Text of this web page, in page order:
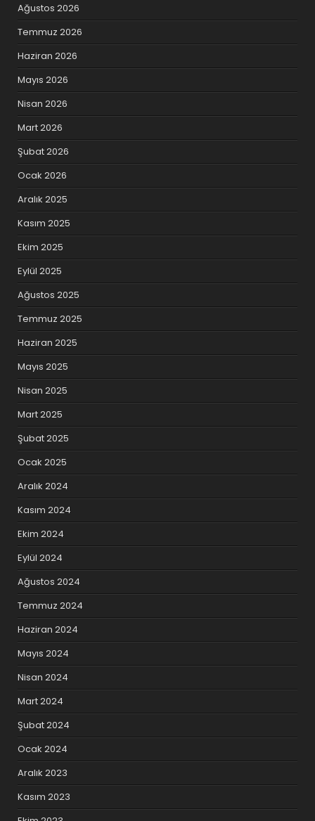
Ağustos 2026
Temmuz 2026
Haziran 2026
Mayıs 2026
Nisan 2026
Mart 2026
Şubat 2026
Ocak 2026
Aralık 2025
Kasım 2025
Ekim 2025
Eylül 2025
Ağustos 2025
Temmuz 2025
Haziran 2025
Mayıs 2025
Nisan 2025
Mart 2025
Şubat 2025
Ocak 2025
Aralık 2024
Kasım 2024
Ekim 2024
Eylül 2024
Ağustos 2024
Temmuz 2024
Haziran 2024
Mayıs 2024
Nisan 2024
Mart 2024
Şubat 2024
Ocak 2024
Aralık 2023
Kasım 2023